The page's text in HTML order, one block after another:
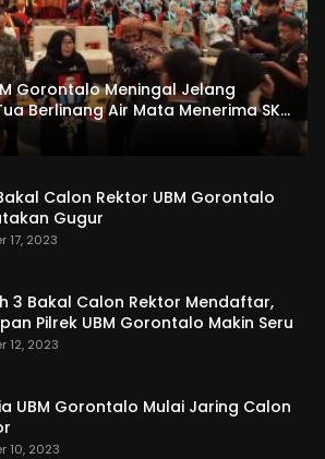
Gorontalo Meningal Jelang
Berlinang Air Mata Menerima SKL
Salempang
Calon Rektor UBM Gorontalo
Gugur
17, 2023
3 Bakal Calon Rektor Mendaftar,
Pilrek UBM Gorontalo Makin Seru
12, 2023
UBM Gorontalo Mulai Jaring Calon
10, 2023